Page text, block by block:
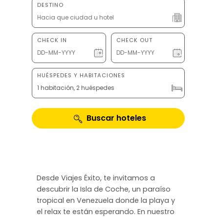
DESTINO
CHECK IN CHECK OUT
HUÉSPEDES Y HABITACIONES
1 habitación, 2 huéspedes
Buscar hoteles
Desde Viajes Éxito, te invitamos a
descubrir la Isla de Coche, un paraíso
tropical en Venezuela donde la playa y
el relax te están esperando. En nuestro